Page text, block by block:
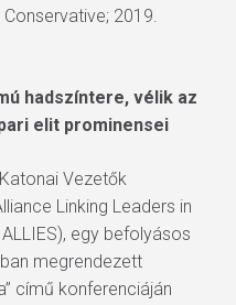
2019.
hadszíntere, vélik az
elit prominensei
Vezetők
Linking Leaders in
egy befolyásos
megrendezett
című konferenciáján